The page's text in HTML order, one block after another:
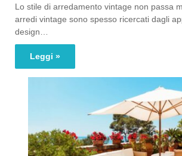
Lo stile di arredamento vintage non passa
arredi vintage sono spesso ricercati dagli
design…
Leggi »